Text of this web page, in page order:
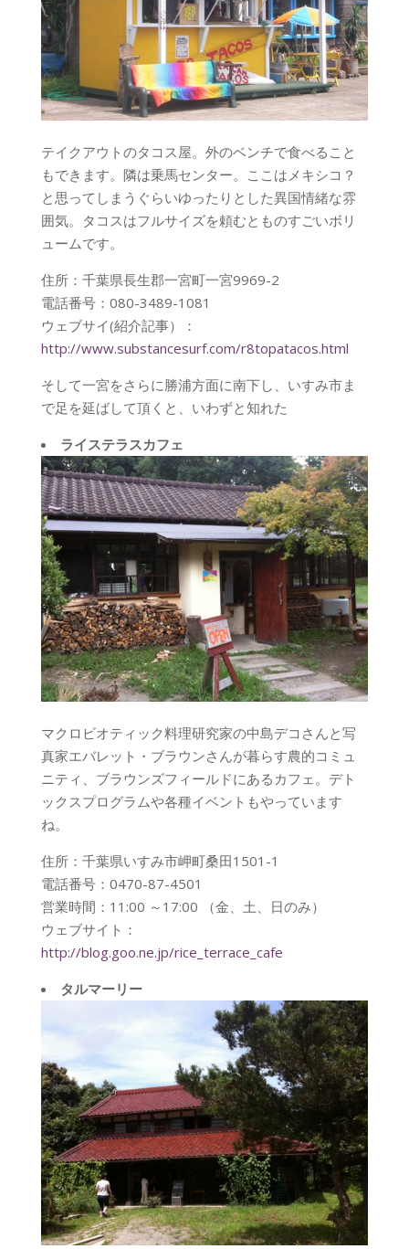
テイクアウトのタコス屋。外のベンチで食べること
もできます。隣は乗馬センター。ここはメキシコ？
と思ってしまうぐらいゆったりとした異国情緒な雰
囲気。タコスはフルサイズを頼むとものすごいボリ
ュームです。
住所：千葉県長生郡一宮町一宮9969-2
電話番号：080-3489-1081
ウェブサイ(紹介記事）：
http://www.substancesurf.com/r8topatacos.html
そして一宮をさらに勝浦方面に南下し、いすみ市ま
で足を延ばして頂くと、いわずと知れた
ライステラスカフェ
マクロビオティック料理研究家の中島デコさんと写
真家エバレット・ブラウンさんが暮らす農的コミュ
ニティ、ブラウンズフィールドにあるカフェ。デト
ックスプログラムや各種イベントもやっています
ね。
住所：千葉県いすみ市岬町桑田1501-1
電話番号：0470-87-4501
営業時間：11:00 ～17:00 （金、土、日のみ）
ウェブサイト：
http://blog.goo.ne.jp/rice_terrace_cafe
タルマーリー